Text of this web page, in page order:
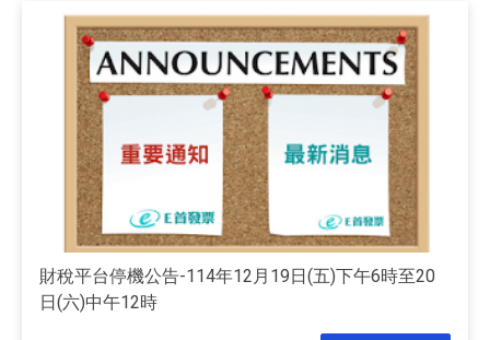
財稅平台停機公告-114年12月19日(五)下午6時至20
日(六)中午12時